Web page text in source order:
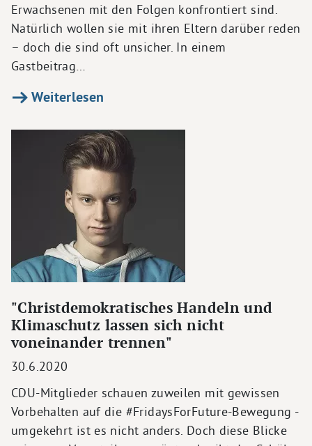
Erwachsenen mit den Folgen konfrontiert sind.
Natürlich wollen sie mit ihren Eltern darüber reden
– doch die sind oft unsicher. In einem
Gastbeitrag…
Weiterlesen
"Christdemokratisches Handeln und
Klimaschutz lassen sich nicht
voneinander trennen"
30.6.2020
CDU-Mitglieder schauen zuweilen mit gewissen
Vorbehalten auf die #FridaysForFuture-Bewegung -
umgekehrt ist es nicht anders. Doch diese Blicke